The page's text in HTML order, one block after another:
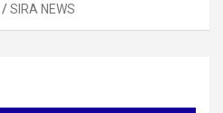
SIRA NEWS